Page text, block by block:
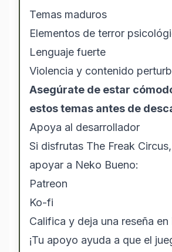
Temas maduros
Elementos de terror
Lenguaje fuerte
Violencia y contenido
Asegúrate de estar
estos temas antes de
Apoya al desarrollador
Si disfrutas The Freak
apoyar a Neko Bueno:
Patreon
Ko-fi
Califica y deja una reseña en
¡Tu apoyo ayuda a que el